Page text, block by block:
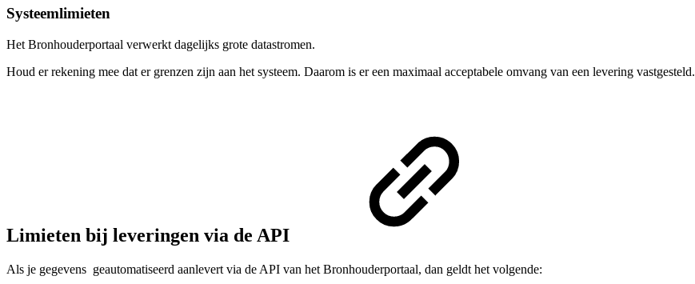
Systeemlimieten
Het Bronhouderportaal verwerkt dagelijks grote datastromen.
Houd er rekening mee dat er grenzen zijn aan het systeem. Daarom is er een maximaal acceptabele omvang van een levering vastgesteld.
Limieten bij leveringen via de API
Als je gegevens geautomatiseerd aanlevert via de API van het Bronhouderportaal, dan geldt het volgende: